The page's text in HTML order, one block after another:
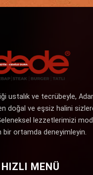
ustalık ve tecrübeyle,
en doğal ve eşsiz halini
lezzetlerimizi
bir ortamda deneyimleyin.
HIZLI MENÜ